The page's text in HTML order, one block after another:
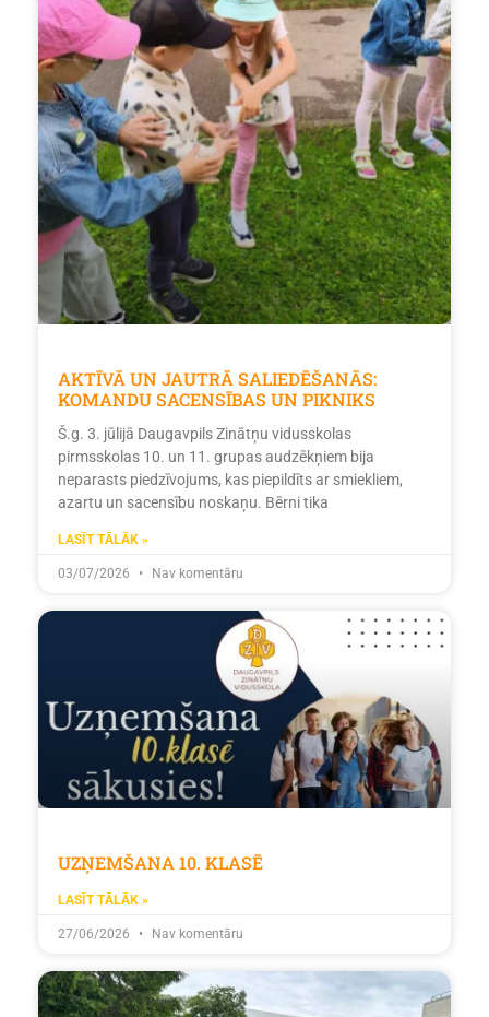
AKTĪVĀ UN JAUTRĀ SALIEDĒŠANĀS:
KOMANDU SACENSĪBAS UN PIKNIKS
Š.g. 3. jūlijā Daugavpils Zinātņu vidusskolas
pirmsskolas 10. un 11. grupas audzēkņiem bija
neparasts piedzīvojums, kas piepildīts ar smiekliem,
azartu un sacensību noskaņu. Bērni tika
LASĪT TĀLĀK »
03/07/2026 Nav komentāru
UZŅEMŠANA 10. KLASĒ
LASĪT TĀLĀK »
27/06/2026 Nav komentāru